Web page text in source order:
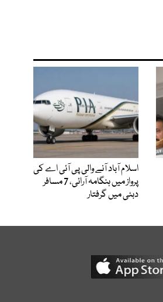
اسلام آباد آنے والی پی آئی اے کی
پرواز میں ہنگامہ آرائی، 7 مسافر
دبئی میں گرفتار